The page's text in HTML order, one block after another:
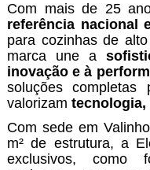
Com mais de 25
referência nacional
para cozinhas de
marca une a
inovação e à
soluções completas
valorizam tecnologia,
Com sede em
m² de estrutura, a
exclusivos, como